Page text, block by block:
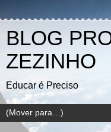
BLOG
ZEZINHO
Educar é Preciso